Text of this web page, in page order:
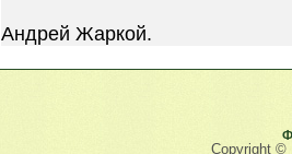
Андрей Жаркой.
Copyright ©